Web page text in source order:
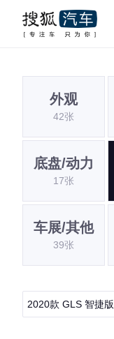
外观
42张
底盘/动力
17张
车展/其他
39张
2020款 GLS 智捷版